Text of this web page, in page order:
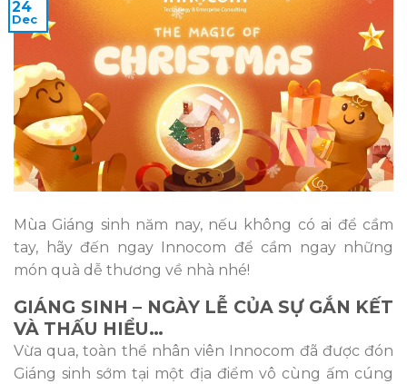
24
Dec
Mùa Giáng sinh năm nay, nếu không có ai để cầm
tay, hãy đến ngay Innocom để cầm ngay những
món quà dễ thương về nhà nhé!
GIÁNG SINH – NGÀY LỄ CỦA SỰ GẮN KẾT
VÀ THẤU HIỂU…
Vừa qua, toàn thể nhân viên Innocom đã được đón
Giáng sinh sớm tại một địa điểm vô cùng ấm cúng